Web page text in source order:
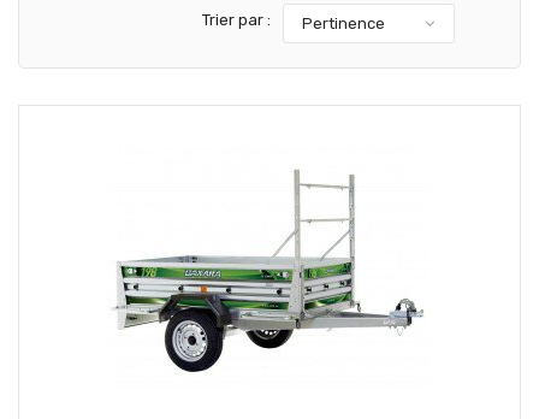
Trier par : Pertinence